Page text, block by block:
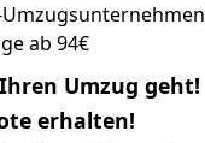
ab 94€
Umzug geht!
erhalten!